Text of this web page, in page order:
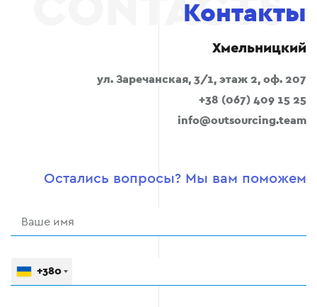
Контакты
Хмельницкий
ул. Заречанская, 3/1, этаж 2, оф. 207
+38 (067) 409 15 25
info@outsourcing.team
Остались вопросы? Мы вам поможем
+380